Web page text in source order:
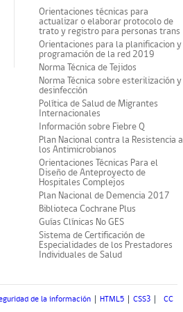
Orientaciones técnicas para
actualizar o elaborar protocolo de
trato y registro para personas trans
Orientaciones para la planificacion y
programación de la red 2019
Norma Técnica de Tejidos
Norma Técnica sobre esterilización y
desinfección
Política de Salud de Migrantes
Internacionales
Información sobre Fiebre Q
Plan Nacional contra la Resistencia a
los Antimicrobianos
Orientaciones Técnicas Para el
Diseño de Anteproyecto de
Hospitales Complejos
Plan Nacional de Demencia 2017
Biblioteca Cochrane Plus
Guías Clínicas No GES
Sistema de Certificación de
Especialidades de los Prestadores
Individuales de Salud
de la información HTML5 CSS3 CC